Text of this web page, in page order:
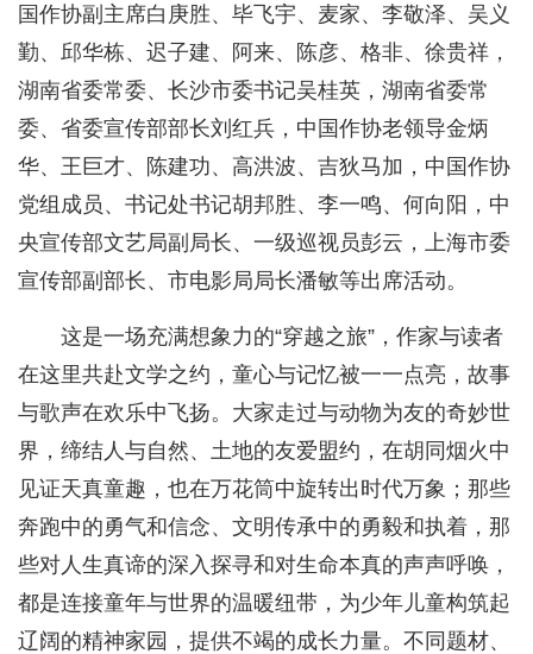
国作协副主席白庚胜、毕飞宇、麦家、李敬泽、吴义
勤、邱华栋、迟子建、阿来、陈彦、格非、徐贵祥，
湖南省委常委、长沙市委书记吴桂英，湖南省委常
委、省委宣传部部长刘红兵，中国作协老领导金炳
华、王巨才、陈建功、高洪波、吉狄马加，中国作协
党组成员、书记处书记胡邦胜、李一鸣、何向阳，中
央宣传部文艺局副局长、一级巡视员彭云，上海市委
宣传部副部长、市电影局局长潘敏等出席活动。
这是一场充满想象力的“穿越之旅”，作家与读者
在这里共赴文学之约，童心与记忆被一一点亮，故事
与歌声在欢乐中飞扬。大家走过与动物为友的奇妙世
界，缔结人与自然、土地的友爱盟约，在胡同烟火中
见证天真童趣，也在万花筒中旋转出时代万象；那些
奔跑中的勇气和信念、文明传承中的勇毅和执着，那
些对人生真谛的深入探寻和对生命本真的声声呼唤，
都是连接童年与世界的温暖纽带，为少年儿童构筑起
辽阔的精神家园，提供不竭的成长力量。不同题材、